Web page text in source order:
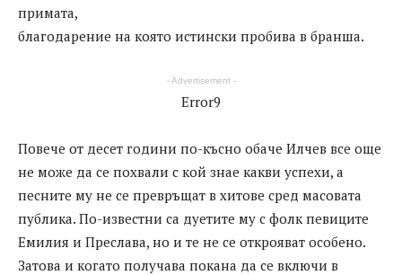
примата,
благодарение на която истински пробива в бранша.
- Advertisement -
Error9
Повече от десет години по-късно обаче Илчев все още
не може да се похвали с кой знае какви успехи, а
песните му не се превръщат в хитове сред масовата
публика. По-известни са дуетите му с фолк певиците
Емилия и Преслава, но и те не се открояват особено.
Затова и когато получава покана да се включи в